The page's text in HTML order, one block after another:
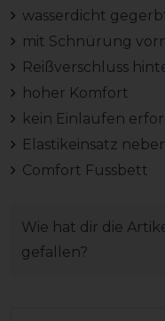
wasserdicht
mit Schnürung
Reißverschluss
hoher Komfort
kein Einlaufen
Elastikeinsatz
Comfort Fussbett
Wie hat dir die
gefallen?